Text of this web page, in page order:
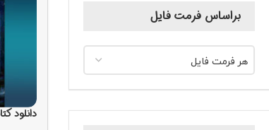
براساس فرمت فایل
هر فرمت فایل
دانلود